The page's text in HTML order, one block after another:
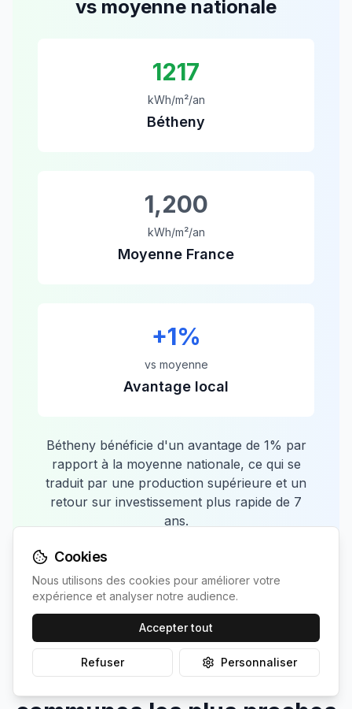
vs moyenne nationale
1217
kWh/m²/an
Bétheny
1,200
kWh/m²/an
Moyenne France
+1%
vs moyenne
Avantage local
Béthenybénéficie d'un avantage de 1% par
rapport à la moyenne nationale, ce qui se
traduit par une production supérieure et un
retour sur investissement plus rapide de 7
ans.
Comparaison avec les
Cookies
Nous utilisons des cookies pour améliorer votre
expérience et analyser notre audience.
Accepter tout
Refuser Personnaliser